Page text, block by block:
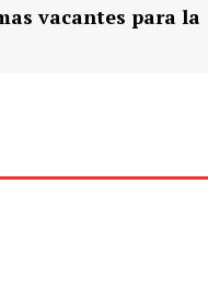
vacantes para la